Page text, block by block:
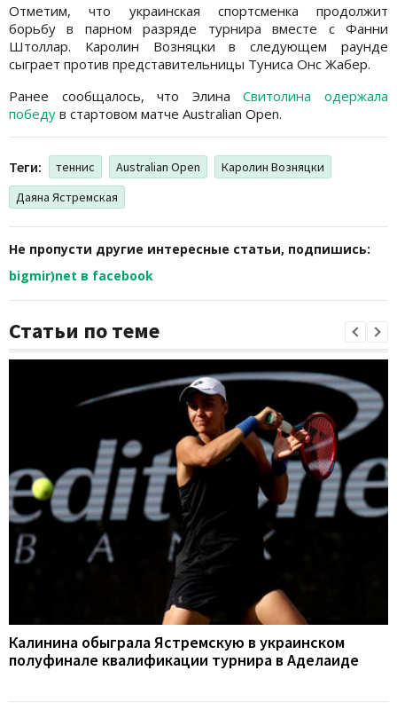
Отметим, что украинская спортсменка продолжит
борьбу в парном разряде турнира вместе с Фанни
Штоллар. Каролин Возняцки в следующем раунде
сыграет против представительницы Туниса Онс Жабер.
Ранее сообщалось, что ЭлинаСвитолина одержала
победу в стартовом матче Australian Open.
Теги: теннис Australian Open
Каролин Возняцки
Даяна Ястремская
Не пропусти другие интересные статьи, подпишись:
bigmir)net в facebook
Статьи по теме
Калинина обыграла Ястремскую в украинском
полуфинале квалификации турнира в Аделаиде